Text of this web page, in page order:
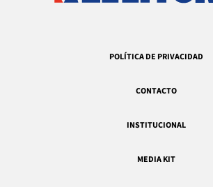
POLÍTICA DE PRIVACIDAD
CONTACTO
INSTITUCIONAL
MEDIA KIT